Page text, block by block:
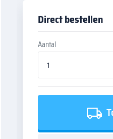
Direct bestellen
Aantal